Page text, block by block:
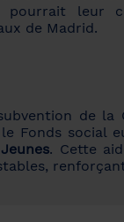
leur
de Madrid.
de la
Fonds social
. Cette